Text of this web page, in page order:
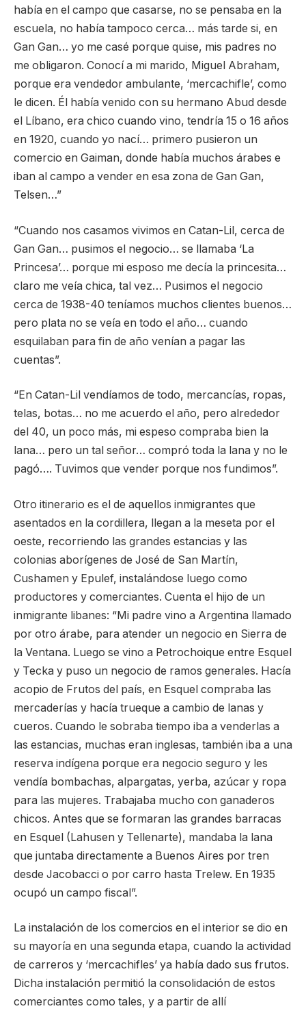
había en el campo que casarse, no se pensaba en la
escuela, no había tampoco cerca… más tarde si, en
Gan Gan… yo me casé porque quise, mis padres no
me obligaron. Conocí a mi marido, Miguel Abraham,
porque era vendedor ambulante, ‘mercachifle’, como
le dicen. Él había venido con su hermano Abud desde
el Líbano, era chico cuando vino, tendría 15 o 16 años
en 1920, cuando yo nací… primero pusieron un
comercio en Gaiman, donde había muchos árabes e
iban al campo a vender en esa zona de Gan Gan,
Telsen…”
“Cuando nos casamos vivimos en Catan-Lil, cerca de
Gan Gan… pusimos el negocio… se llamaba ‘La
Princesa’… porque mi esposo me decía la princesita…
claro me veía chica, tal vez… Pusimos el negocio
cerca de 1938-40 teníamos muchos clientes buenos…
pero plata no se veía en todo el año… cuando
esquilaban para fin de año venían a pagar las
cuentas”.
“En Catan-Lil vendíamos de todo, mercancías, ropas,
telas, botas… no me acuerdo el año, pero alrededor
del 40, un poco más, mi espeso compraba bien la
lana… pero un tal señor… compró toda la lana y no le
pagó…. Tuvimos que vender porque nos fundimos”.
Otro itinerario es el de aquellos inmigrantes que
asentados en la cordillera, llegan a la meseta por el
oeste, recorriendo las grandes estancias y las
colonias aborígenes de José de San Martín,
Cushamen y Epulef, instalándose luego como
productores y comerciantes. Cuenta el hijo de un
inmigrante libanes: “Mi padre vino a Argentina llamado
por otro árabe, para atender un negocio en Sierra de
la Ventana. Luego se vino a Petrochoique entre Esquel
y Tecka y puso un negocio de ramos generales. Hacía
acopio de Frutos del país, en Esquel compraba las
mercaderías y hacía trueque a cambio de lanas y
cueros. Cuando le sobraba tiempo iba a venderlas a
las estancias, muchas eran inglesas, también iba a una
reserva indígena porque era negocio seguro y les
vendía bombachas, alpargatas, yerba, azúcar y ropa
para las mujeres. Trabajaba mucho con ganaderos
chicos. Antes que se formaran las grandes barracas
en Esquel (Lahusen y Tellenarte), mandaba la lana
que juntaba directamente a Buenos Aires por tren
desde Jacobacci o por carro hasta Trelew. En 1935
ocupó un campo fiscal”.
La instalación de los comercios en el interior se dio en
su mayoría en una segunda etapa, cuando la actividad
de carreros y ‘mercachifles’ ya había dado sus frutos.
Dicha instalación permitió la consolidación de estos
comerciantes como tales, y a partir de allí